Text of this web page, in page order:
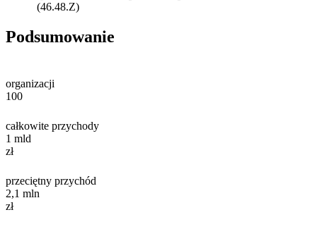
(46.48.Z)
Podsumowanie
organizacji
100
całkowite przychody
1 mld
zł
przeciętny przychód
2,1 mln
zł